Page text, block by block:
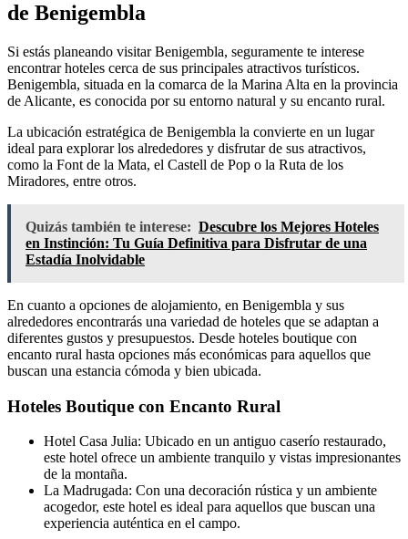
de Benigembla
Si estás planeando visitar Benigembla, seguramente te interese
encontrar hoteles cerca de sus principales atractivos turísticos.
Benigembla, situada en la comarca de la Marina Alta en la provincia
de Alicante, es conocida por su entorno natural y su encanto rural.
La ubicación estratégica de Benigembla la convierte en un lugar
ideal para explorar los alrededores y disfrutar de sus atractivos,
como la Font de la Mata, el Castell de Pop o la Ruta de los
Miradores, entre otros.
Quizás también te interese: Descubre los Mejores Hoteles
en Instinción: Tu Guía Definitiva para Disfrutar de una
Estadía Inolvidable
En cuanto a opciones de alojamiento, en Benigembla y sus
alrededores encontrarás una variedad de hoteles que se adaptan a
diferentes gustos y presupuestos. Desde hoteles boutique con
encanto rural hasta opciones más económicas para aquellos que
buscan una estancia cómoda y bien ubicada.
Hoteles Boutique con Encanto Rural
Hotel Casa Julia: Ubicado en un antiguo caserío restaurado,
este hotel ofrece un ambiente tranquilo y vistas impresionantes
de la montaña.
La Madrugada: Con una decoración rústica y un ambiente
acogedor, este hotel es ideal para aquellos que buscan una
experiencia auténtica en el campo.